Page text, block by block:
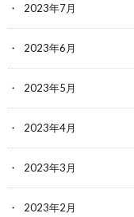
2023年7月
2023年6月
2023年5月
2023年4月
2023年3月
2023年2月